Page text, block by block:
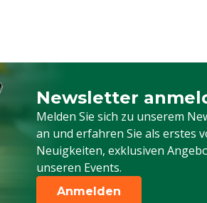
Newsletter
Melden Sie sich zu unserem
an und erfahren Sie als erstes
Neuigkeiten, exklusiven
unseren Events.
Melden Sie sich für
Anmelden